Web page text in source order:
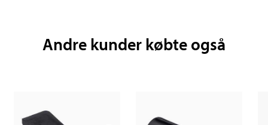
Andre kunder købte også